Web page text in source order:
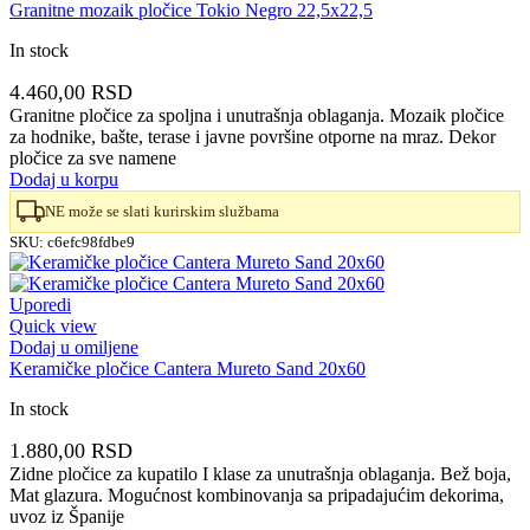
Granitne mozaik pločice Tokio Negro 22,5x22,5
In stock
4.460,00 RSD
Granitne pločice za spoljna i unutrašnja oblaganja. Mozaik pločice
za hodnike, bašte, terase i javne površine otporne na mraz. Dekor
pločice za sve namene
Dodaj u korpu
NE može se slati kurirskim službama
SKU: c6efc98fdbe9
Uporedi
Quick view
Dodaj u omiljene
Keramičke pločice Cantera Mureto Sand 20x60
In stock
1.880,00 RSD
Zidne pločice za kupatilo I klase za unutrašnja oblaganja. Bež boja,
Mat glazura. Mogućnost kombinovanja sa pripadajućim dekorima,
uvoz iz Španije